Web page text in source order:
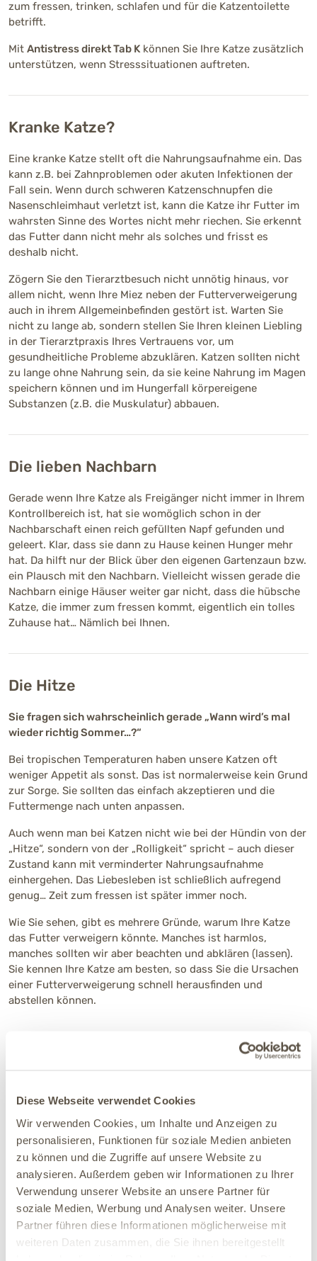
Diese Webseite verwendet Cookies
Wir verwenden Cookies, um Inhalte und Anzeigen zu
personalisieren, Funktionen für soziale Medien anbieten
zu können und die Zugriffe auf unsere Website zu
analysieren. Außerdem geben wir Informationen zu Ihrer
Verwendung unserer Website an unsere Partner für
soziale Medien, Werbung und Analysen weiter. Unsere
Partner führen diese Informationen möglicherweise mit
weiteren Daten zusammen, die Sie ihnen bereitgestellt
zum fressen, trinken, schlafen und für die Katzentoilette
betrifft.
Mit Antistress direkt Tab Kkönnen Sie Ihre Katze zusätzlich
unterstützen, wenn Stresssituationen auftreten.
Kranke Katze?
Eine kranke Katze stellt oft die Nahrungsaufnahme ein. Das
kann z.B. bei Zahnproblemen oder akuten Infektionen der
Fall sein. Wenn durch schweren Katzenschnupfen die
Nasenschleimhaut verletzt ist, kann die Katze ihr Futter im
wahrsten Sinne des Wortes nicht mehr riechen. Sie erkennt
das Futter dann nicht mehr als solches und frisst es
deshalb nicht.
Zögern Sie den Tierarztbesuch nicht unnötig hinaus, vor
allem nicht, wenn Ihre Miez neben der Futterverweigerung
auch in ihrem Allgemeinbefinden gestört ist. Warten Sie
nicht zu lange ab, sondern stellen Sie Ihren kleinen Liebling
in der Tierarztpraxis Ihres Vertrauens vor, um
gesundheitliche Probleme abzuklären. Katzen sollten nicht
zu lange ohne Nahrung sein, da sie keine Nahrung im Magen
speichern können und im Hungerfall körpereigene
Substanzen (z.B. die Muskulatur) abbauen.
Die lieben Nachbarn
Gerade wenn Ihre Katze als Freigänger nicht immer in Ihrem
Kontrollbereich ist, hat sie womöglich schon in der
Nachbarschaft einen reich gefüllten Napf gefunden und
geleert. Klar, dass sie dann zu Hause keinen Hunger mehr
hat. Da hilft nur der Blick über den eigenen Gartenzaun bzw.
ein Plausch mit den Nachbarn. Vielleicht wissen gerade die
Nachbarn einige Häuser weiter gar nicht, dass die hübsche
Katze, die immer zum fressen kommt, eigentlich ein tolles
Zuhause hat… Nämlich bei Ihnen.
Die Hitze
Sie fragen sich wahrscheinlich gerade „Wann wird’s mal
wieder richtig Sommer…?“
Bei tropischen Temperaturen haben unsere Katzen oft
weniger Appetit als sonst. Das ist normalerweise kein Grund
zur Sorge. Sie sollten das einfach akzeptieren und die
Futtermenge nach unten anpassen.
Auch wenn man bei Katzen nicht wie bei der Hündin von der
„Hitze“, sondern von der „Rolligkeit“ spricht – auch dieser
Zustand kann mit verminderter Nahrungsaufnahme
einhergehen. Das Liebesleben ist schließlich aufregend
genug… Zeit zum fressen ist später immer noch.
Wie Sie sehen, gibt es mehrere Gründe, warum Ihre Katze
das Futter verweigern könnte. Manches ist harmlos,
manches sollten wir aber beachten und abklären (lassen).
Sie kennen Ihre Katze am besten, so dass Sie die Ursachen
einer Futterverweigerung schnell herausfinden und
abstellen können.
4.5
57 Bewertungen
5 41(72%)